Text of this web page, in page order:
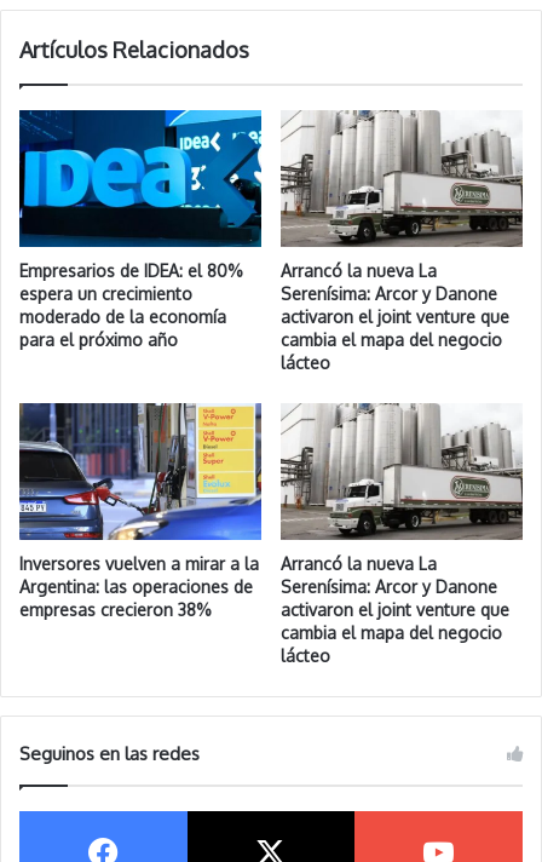
Artículos Relacionados
Empresarios de IDEA: el 80%
espera un crecimiento
moderado de la economía
para el próximo año
Arrancó la nueva La
Serenísima: Arcor y Danone
activaron el joint venture que
cambia el mapa del negocio
lácteo
Inversores vuelven a mirar a la
Argentina: las operaciones de
empresas crecieron 38%
Arrancó la nueva La
Serenísima: Arcor y Danone
activaron el joint venture que
cambia el mapa del negocio
lácteo
Seguinos en las redes